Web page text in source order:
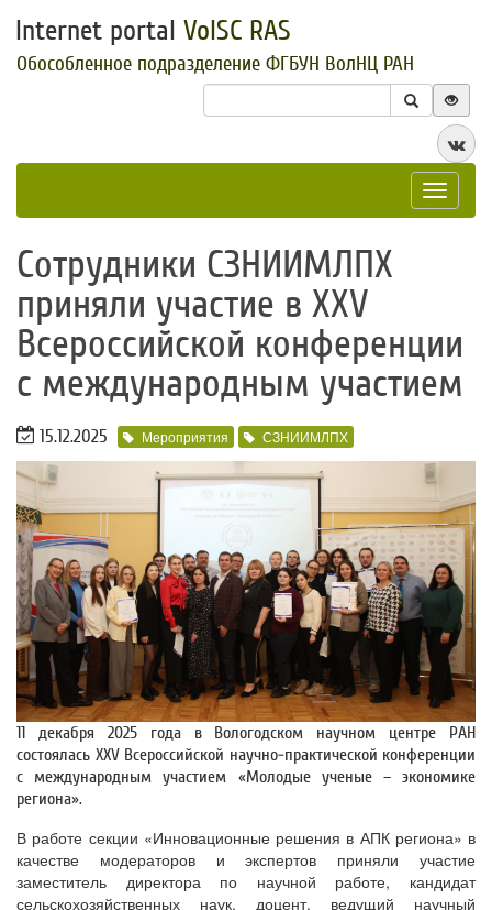
Internet portal VolSC RAS
Обособленное подразделение ФГБУН ВолНЦ РАН
Toggle
​Сотрудники СЗНИИМЛПХ
приняли участие в XXV
Всероссийской конференции
с международным участием
15.12.2025 Мероприятия СЗНИИМЛПХ
11 декабря 2025 года в Вологодском научном центре РАН
состоялась XXV Всероссийской научно-практической конференции
с международным участием «Молодые ученые – экономике
региона».
В работе секции «Инновационные решения в АПК региона» в
качестве модераторов и экспертов приняли участие
заместитель директора по научной работе, кандидат
сельскохозяйственных наук, доцент, ведущий научный